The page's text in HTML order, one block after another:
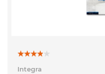
Integra